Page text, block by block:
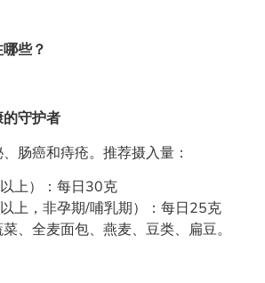
些？
守护者
肠癌和痔疮。推荐摄入量：
上）：每日30克
上，非孕期/哺乳期）：每日25克
、全麦面包、燕麦、豆类、扁豆。